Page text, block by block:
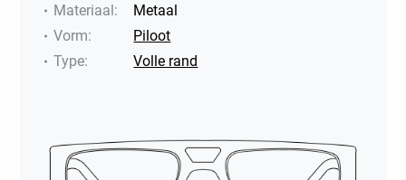
Materiaal:
Metaal
Vorm:
Piloot
Type: Volle rand